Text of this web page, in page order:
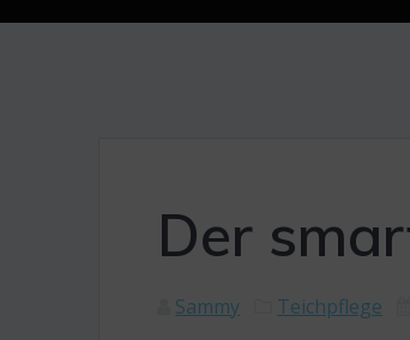
Der
Sammy Teichpflege